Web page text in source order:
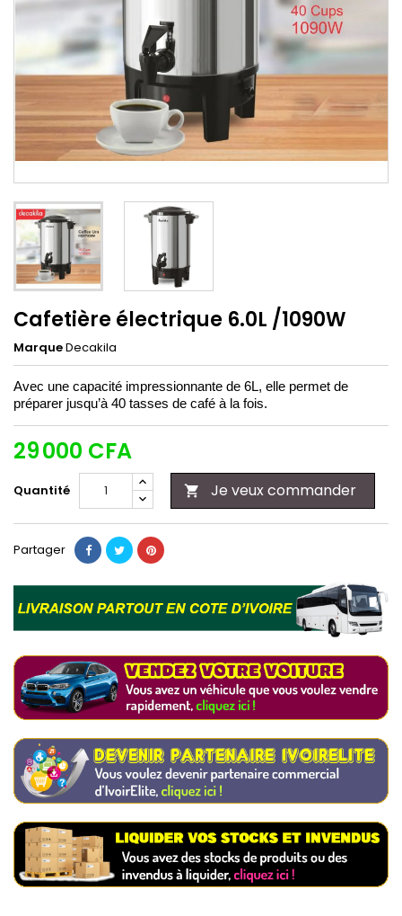
Cafetière électrique 6.0L /1090W
MarqueDecakila
Avec une capacité impressionnante de 6L, elle permet de
préparer jusqu’à 40 tasses de café à la fois.
29 000 CFA
Quantité  Je veux commander
Partager